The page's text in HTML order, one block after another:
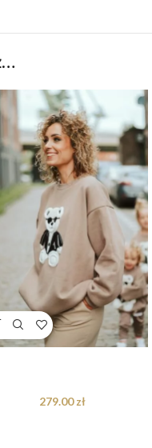
279.00zł